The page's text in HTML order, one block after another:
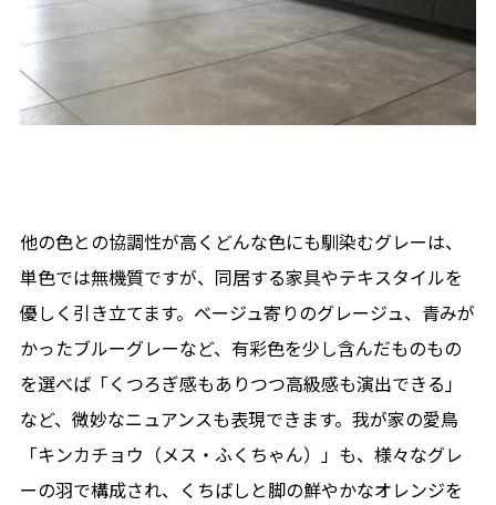
他の色との協調性が高くどんな色にも馴染むグレーは、
単色では無機質ですが、同居する家具やテキスタイルを
優しく引き立てます。ベージュ寄りのグレージュ、青みが
かったブルーグレーなど、有彩色を少し含んだものもの
を選べば「くつろぎ感もありつつ高級感も演出できる」
など、微妙なニュアンスも表現できます。我が家の愛鳥
「キンカチョウ（メス・ふくちゃん）」も、様々なグレ
ーの羽で構成され、くちばしと脚の鮮やかなオレンジを